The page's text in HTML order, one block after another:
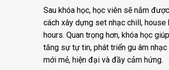
Sau khóa học, học viên sẽ nắm
cách xây dựng set nhạc chill,
hours. Quan trọng hơn, khóa học
tăng sự tự tin, phát triển gu âm
mới mẻ, hiện đại và đầy cảm hứng.